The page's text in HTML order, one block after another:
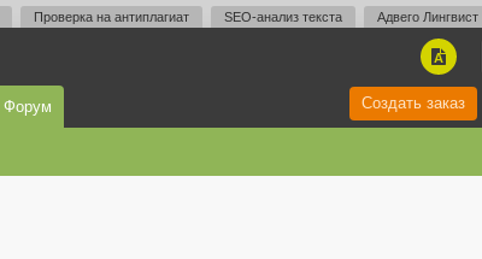
Проверка на антиплагиат SEO-анализ текста Адвего Лингвист
A
Форум Создать заказ